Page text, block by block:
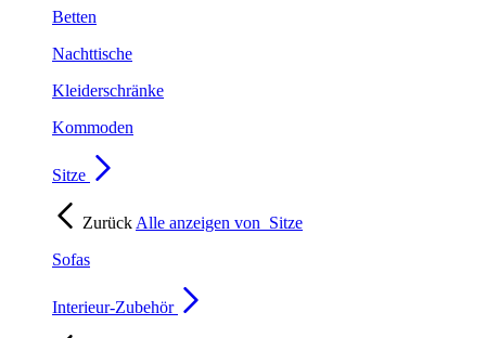
Betten
Nachttische
Kleiderschränke
Kommoden
Sitze
Zurück Alle anzeigen von Sitze
Sofas
Interieur-Zubehör